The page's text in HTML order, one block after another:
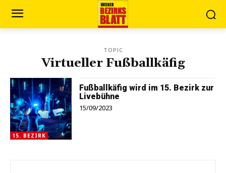
TOPIC
Virtueller Fußballkäfig
15. BEZIRK
Fußballkäfig wird im 15. Bezirk zur
Livebühne
15/09/2023